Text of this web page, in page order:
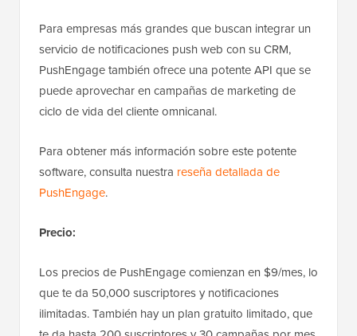
Para empresas más grandes que buscan integrar un
servicio de notificaciones push web con su CRM,
PushEngage también ofrece una potente API que se
puede aprovechar en campañas de marketing de
ciclo de vida del cliente omnicanal.
Para obtener más información sobre este potente
software, consulta nuestra reseña detallada de
PushEngage.
Precio:
Los precios de PushEngage comienzan en $9/mes, lo
que te da 50,000 suscriptores y notificaciones
ilimitadas. También hay un plan gratuito limitado, que